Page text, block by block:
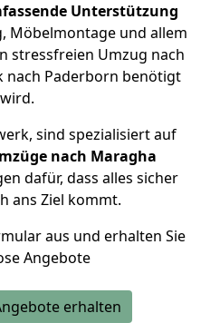
Unterstützung
Möbelmontage und allem
stressfreien Umzug nach
nach Paderborn benötigt
wird.
sind spezialisiert auf
nach Maragha
dafür, dass alles sicher
ans Ziel kommt.
aus und erhalten Sie
Angebote
erhalten